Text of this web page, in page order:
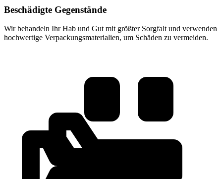
Beschädigte Gegenstände
Wir behandeln Ihr Hab und Gut mit größter Sorgfalt und verwenden
hochwertige Verpackungsmaterialien, um Schäden zu vermeiden.